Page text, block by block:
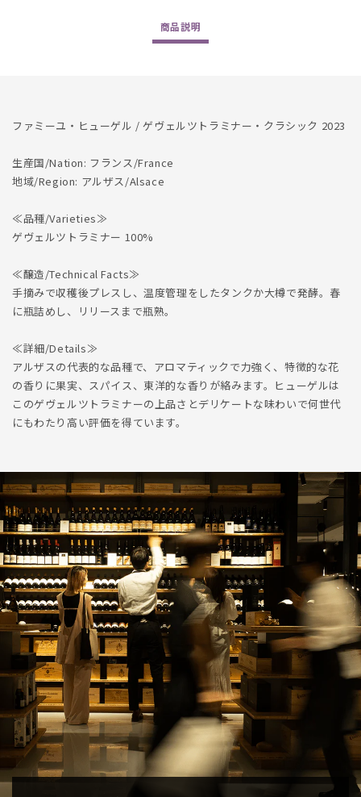
す
す
商品説明
ファミーユ・ヒューゲル / ゲヴェルツトラミナー・クラシック 2023
生産国/Nation: フランス/France
地域/Region: アルザス/Alsace
≪品種/Varieties≫
ゲヴェルツトラミナー 100%
≪醸造/Technical Facts≫
手摘みで収穫後プレスし、温度管理をしたタンクか大樽で発酵。春
に瓶詰めし、リリースまで瓶熟。
≪詳細/Details≫
アルザスの代表的な品種で、アロマティックで力強く、特徴的な花
の香りに果実、スパイス、東洋的な香りが絡みます。ヒューゲルは
このゲヴェルツトラミナーの上品さとデリケートな味わいで何世代
にもわたり高い評価を得ています。